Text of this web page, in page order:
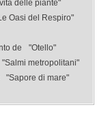
delle piante"
Oasi del Respiro"
de
"Otello"
"Salmi metropolitani"
"Sapore di mare"